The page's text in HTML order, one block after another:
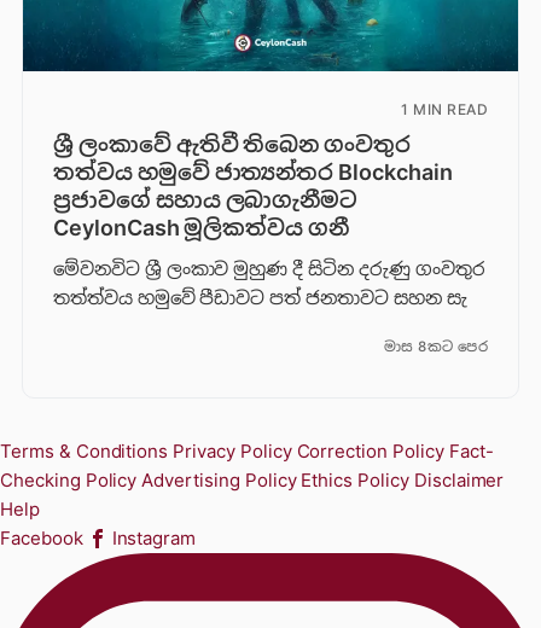
1 MIN READ
ශ්‍රී ලංකාවේ ඇතිවී තිබෙන ගංවතුර
තත්වය හමුවේ ජාත්‍යන්තර Blockchain
ප්‍රජාවගේ සහාය ලබාගැනීමට
CeylonCash මූලිකත්වය ග​නී
මේවනවිට ශ්‍රී ලංකාව මුහුණ දී සිටින දරුණු ගංවතුර
තත්ත්වය හමුවේ පීඩාවට පත් ජනතාවට සහන සැ
මාස 8කට පෙර
Terms & Conditions Privacy Policy Correction Policy Fact-
Checking Policy Advertising Policy Ethics Policy Disclaimer
Help
Facebook
Instagram